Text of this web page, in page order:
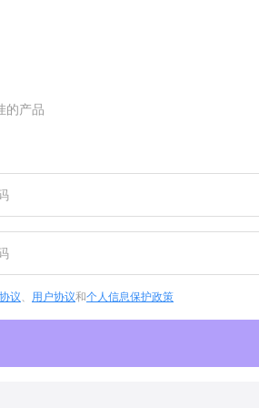
的产品
议、 用户协议和个人信息保护政策